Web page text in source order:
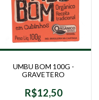
UMBU BOM 100G -
GRAVETERO
R$12,50